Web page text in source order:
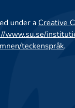
under a Creative
www.su.se/
teckenspråk.